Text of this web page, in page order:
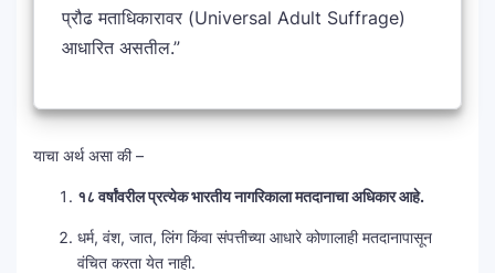
प्रौढ मताधिकारावर (Universal Adult Suffrage)
आधारित असतील.”
याचा अर्थ असा की –
१८ वर्षांवरील प्रत्येक भारतीय नागरिकाला मतदानाचा अधिकार आहे.
धर्म, वंश, जात, लिंग किंवा संपत्तीच्या आधारे कोणालाही मतदानापासून
वंचित करता येत नाही.